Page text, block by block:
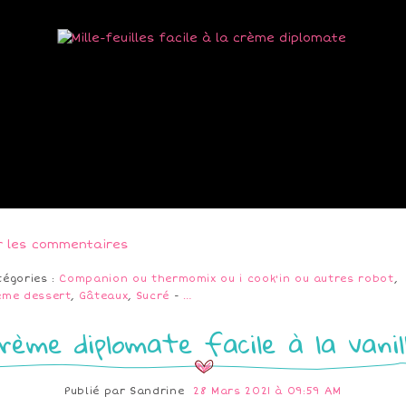
les commentaires
: Companion ou thermomix ou i cook'in ou autres robot,
dessert, Gâteaux, Sucré - …
diplomate facile à la
Publié par Sandrine 28 Mars 2021 à 09:59 AM